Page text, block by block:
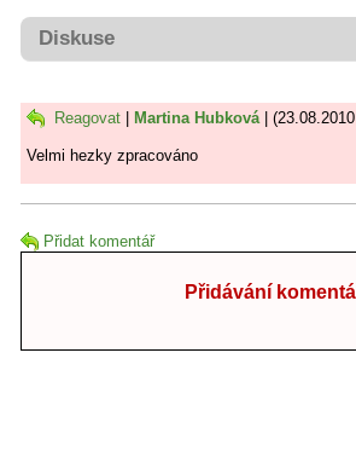
Diskuse
Reagovat Martina Hubková|
Velmi hezky zpracováno
Přidat komentář
Přidávání